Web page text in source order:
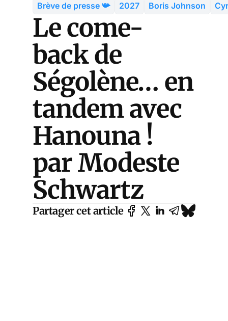
Brève de presse 📯 2027 Boris Johnson
Le come-
back de
Ségolène… en
tandem avec
Hanouna !
par Modeste
Schwartz
Partager cet article